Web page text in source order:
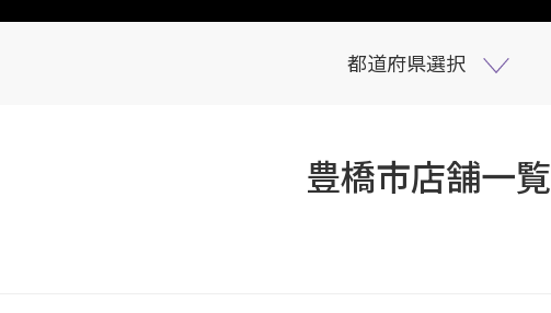
都道府県選択
豊橋市店舗一覧